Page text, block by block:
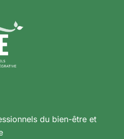
du bien-être et